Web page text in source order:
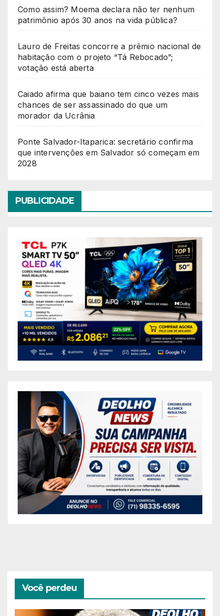
Como assim? Moema declara não ter nenhum
patrimônio após 30 anos na vida pública?
Lauro de Freitas concorre a prêmio nacional de
habitação com o projeto “Tá Rebocado”;
votação está aberta
Caiado afirma que baiano tem cinco vezes mais
chances de ser assassinado do que um
morador da Ucrânia
Ponte Salvador-Itaparica: secretário confirma
que intervenções em Salvador só começam em
2028
PUBLICIDADE
Você perdeu